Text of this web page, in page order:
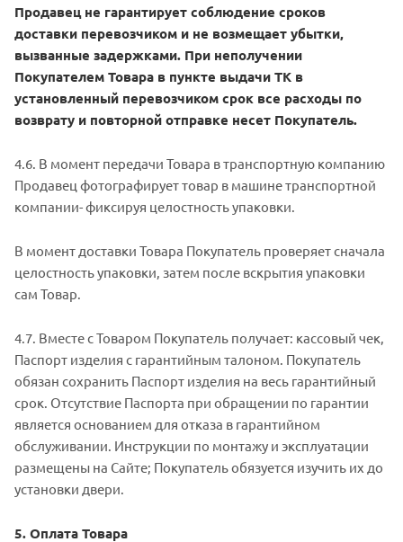
Продавец не гарантирует соблюдение сроков
доставки перевозчиком и не возмещает убытки,
вызванные задержками. При неполучении
Покупателем Товара в пункте выдачи ТК в
установленный перевозчиком срок все расходы по
возврату и повторной отправке несет Покупатель.
4.6. В момент передачи Товара в транспортную компанию
Продавец фотографирует товар в машине транспортной
компании- фиксируя целостность упаковки.
В момент доставки Товара Покупатель проверяет сначала
целостность упаковки, затем после вскрытия упаковки
сам Товар.
4.7. Вместе с Товаром Покупатель получает: кассовый чек,
Паспорт изделия с гарантийным талоном. Покупатель
обязан сохранить Паспорт изделия на весь гарантийный
срок. Отсутствие Паспорта при обращении по гарантии
является основанием для отказа в гарантийном
обслуживании. Инструкции по монтажу и эксплуатации
размещены на Сайте; Покупатель обязуется изучить их до
установки двери.
5. Оплата Товара